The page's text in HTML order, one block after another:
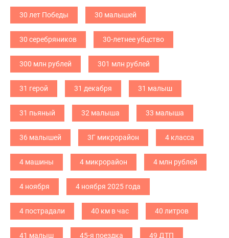
30 лет Победы 30 малышей
30 серебряников 30-летнее убцство
300 млн рублей 301 млн рублей
31 герой 31 декабря 31 малыш
31 пьяный 32 малыша 33 малыша
36 малышей 3Г микрорайон 4 класса
4 машины 4 микрорайон 4 млн рублей
4 ноября 4 ноября 2025 года
4 пострадали 40 км в час 40 литров
41 малыш 45-я поездка 49 ДТП